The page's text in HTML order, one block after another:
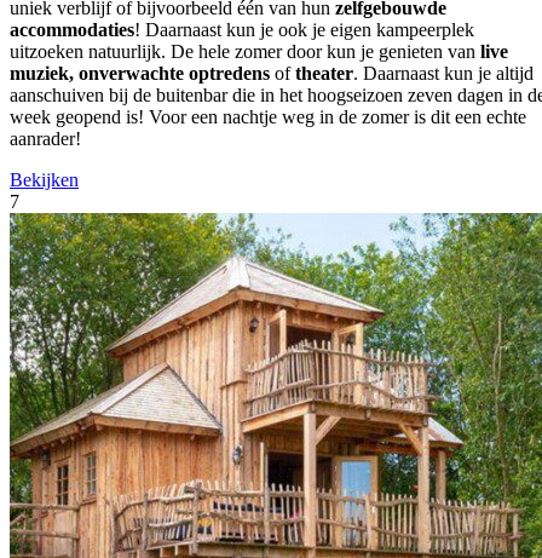
uniek verblijf of bijvoorbeeld één van hun zelfgebouwde
accommodaties! Daarnaast kun je ook je eigen kampeerplek
uitzoeken natuurlijk. De hele zomer door kun je genieten van live
muziek, onverwachte optredens oftheater. Daarnaast kun je altijd
aanschuiven bij de buitenbar die in het hoogseizoen zeven dagen in
week geopend is! Voor een nachtje weg in de zomer is dit een echte
aanrader!
Bekijken
7